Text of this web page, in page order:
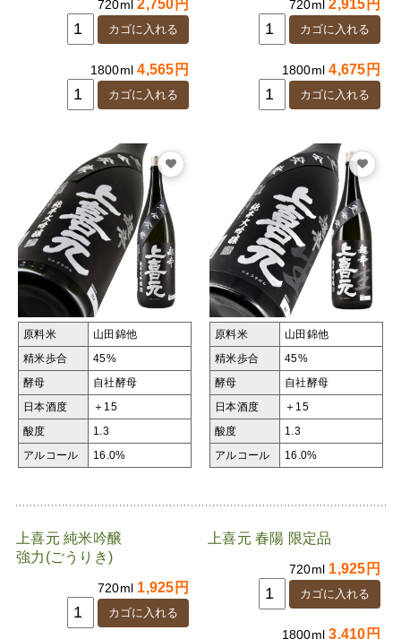
720ml2,750円
1800ml4,565円
原料米 山田錦他
精米歩合 45%
酵母 自社酵母
日本酒度 ＋15
酸度 1.3
アルコール 16.0%
720ml2,915円
1800ml4,675円
原料米 山田錦他
精米歩合 45%
酵母 自社酵母
日本酒度 ＋15
酸度 1.3
アルコール 16.0%
上喜元 純米吟醸
強力(ごうりき)
720ml 1,925円
上喜元 春陽 限定品
720ml 1,925円
1800ml3,410円